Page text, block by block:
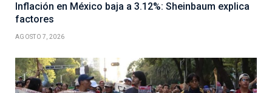
Inflación en México baja a 3.12%: Sheinbaum explica
factores
AGOSTO 7, 2026